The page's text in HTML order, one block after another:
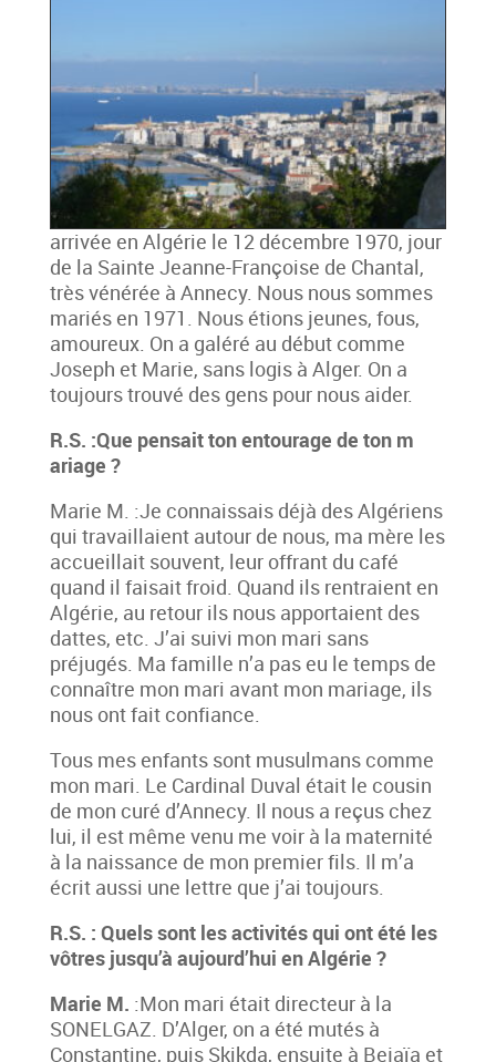
arrivée en Algérie le 12 décembre 1970, jour
de la Sainte Jeanne-Françoise de Chantal,
très vénérée à Annecy. Nous nous sommes
mariés en 1971. Nous étions jeunes, fous,
amoureux. On a galéré au début comme
Joseph et Marie, sans logis à Alger. On a
toujours trouvé des gens pour nous aider.
R.S. :Que pensait ton entourage de ton m
ariage ?
Marie M. :Je connaissais déjà des Algériens
qui travaillaient autour de nous, ma mère les
accueillait souvent, leur offrant du café
quand il faisait froid. Quand ils rentraient en
Algérie, au retour ils nous apportaient des
dattes, etc. J’ai suivi mon mari sans
préjugés. Ma famille n’a pas eu le temps de
connaître mon mari avant mon mariage, ils
nous ont fait confiance.
Tous mes enfants sont musulmans comme
mon mari. Le Cardinal Duval était le cousin
de mon curé d’Annecy. Il nous a reçus chez
lui, il est même venu me voir à la maternité
à la naissance de mon premier fils. Il m’a
écrit aussi une lettre que j’ai toujours.
R.S. : Quels sont les activités qui ont été les
vôtres jusqu’à aujourd’hui en Algérie ?
Marie M. :Mon mari était directeur à la
SONELGAZ. D’Alger, on a été mutés à
Constantine, puis Skikda, ensuite à Bejaïa et